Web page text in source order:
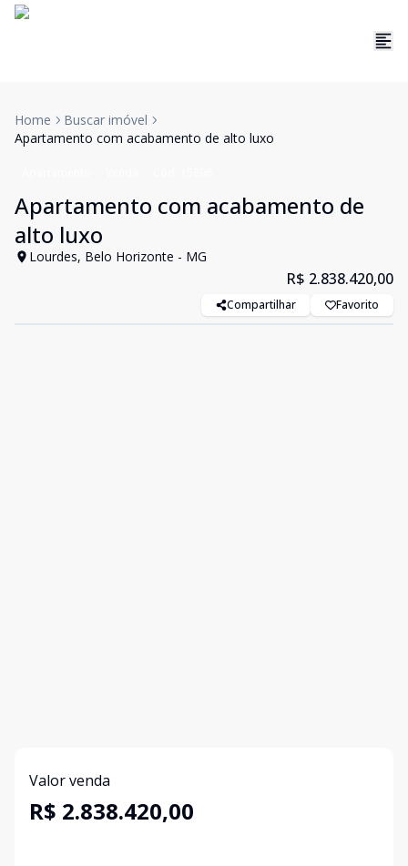
Home
Buscar imóvel
Apartamento com acabamento de alto luxo
Apartamento com acabamento de
alto luxo
Lourdes, Belo Horizonte - MG
R$ 2.838.420,00
Compartilhar Favorito
Valor venda
R$ 2.838.420,00